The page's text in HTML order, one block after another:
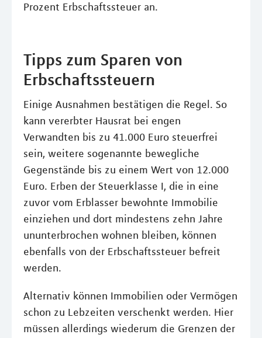
Prozent Erbschaftssteuer an.
Tipps zum Sparen von
Erbschaftssteuern
Einige Ausnahmen bestätigen die Regel. So
kann vererbter Hausrat bei engen
Verwandten bis zu 41.000 Euro steuerfrei
sein, weitere sogenannte bewegliche
Gegenstände bis zu einem Wert von 12.000
Euro. Erben der Steuerklasse I, die in eine
zuvor vom Erblasser bewohnte Immobilie
einziehen und dort mindestens zehn Jahre
ununterbrochen wohnen bleiben, können
ebenfalls von der Erbschaftssteuer befreit
werden.
Alternativ können Immobilien oder Vermögen
schon zu Lebzeiten verschenkt werden. Hier
müssen allerdings wiederum die Grenzen der